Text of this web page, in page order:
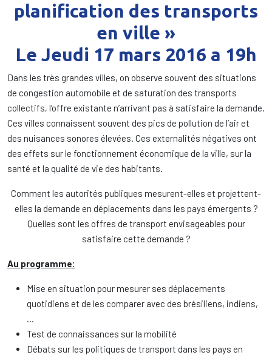
planification des transports
en ville »
Le Jeudi 17 mars 2016 a 19h
Dans les très grandes villes, on observe souvent des situations
de congestion automobile et de saturation des transports
collectifs, l’offre existante n’arrivant pas à satisfaire la demande.
Ces villes connaissent souvent des pics de pollution de l’air et
des nuisances sonores élevées. Ces externalités négatives ont
des effets sur le fonctionnement économique de la ville, sur la
santé et la qualité de vie des habitants.
Comment les autorités publiques mesurent-elles et projettent-
elles la demande en déplacements dans les pays émergents ?
Quelles sont les offres de transport envisageables pour
satisfaire cette demande ?
Au programme:
Mise en situation pour mesurer ses déplacements
quotidiens et de les comparer avec des brésiliens, indiens,
…
Test de connaissances sur la mobilité
Débats sur les politiques de transport dans les pays en